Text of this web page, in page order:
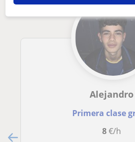
Alejandro
Primera clase
8€/h